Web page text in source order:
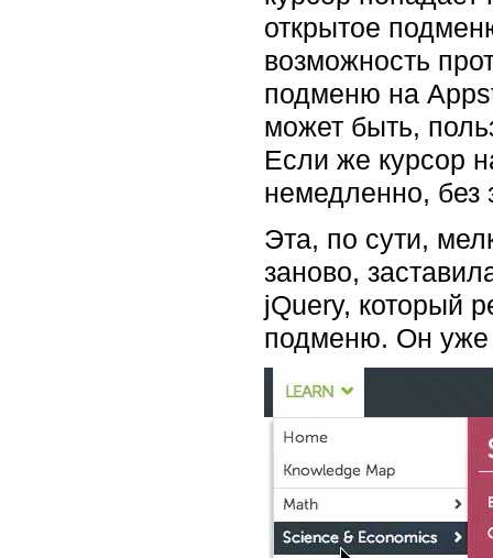
открытое
возможность
подменю на
может быть,
Если же курсор
немедленно, без
Эта, по сути,
заново,
jQuery, который
подменю. Он уже